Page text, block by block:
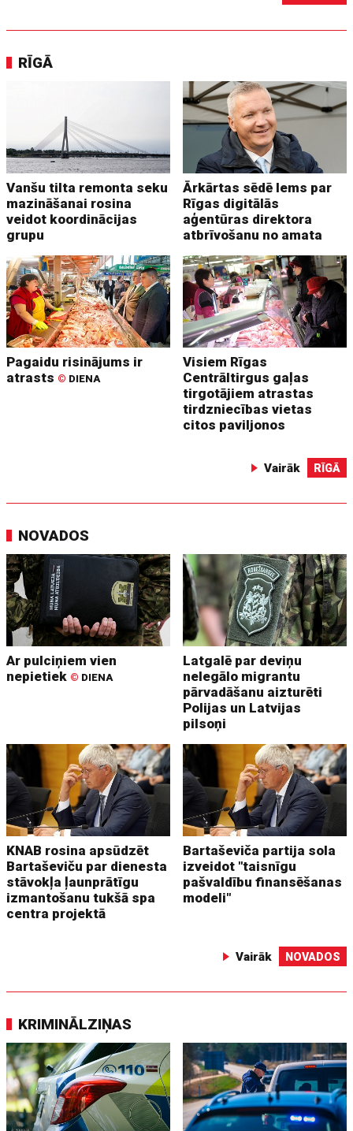
RĪGĀ
Vanšu tilta remonta seku
mazināšanai rosina
veidot koordinācijas
grupu
Ārkārtas sēdē lems par
Rīgas digitālās
aģentūras direktora
atbrīvošanu no amata
Pagaidu risinājums ir
atrasts © DIENA
Visiem Rīgas
Centrāltirgus gaļas
tirgotājiem atrastas
tirdzniecības vietas
citos paviljonos
Vairāk RĪGĀ
NOVADOS
Ar pulciņiem vien
nepietiek © DIENA
Latgalē par deviņu
nelegālo migrantu
pārvadāšanu aizturēti
Polijas un Latvijas
pilsoņi
KNAB rosina apsūdzēt
Bartaševiču par dienesta
stāvokļa ļaunprātīgu
izmantošanu tukšā spa
centra projektā
Bartaševiča partija sola
izveidot "taisnīgu
pašvaldību finansēšanas
modeli"
Vairāk NOVADOS
KRIMINĀLZIŅAS